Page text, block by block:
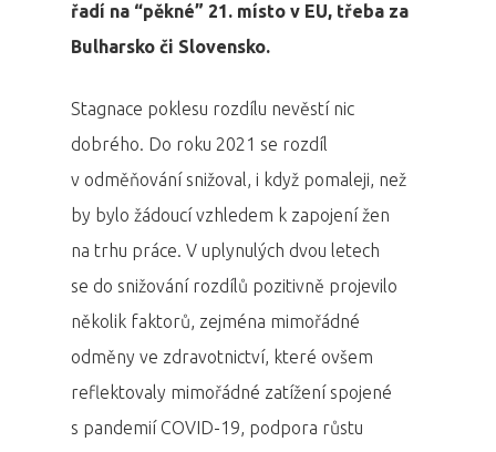
řadí na “pěkné” 21. místo v EU, třeba za
Bulharsko či Slovensko.
Stagnace poklesu rozdílu nevěstí nic
dobrého. Do roku 2021 se rozdíl
v odměňování snižoval, i když pomaleji, než
by bylo žádoucí vzhledem k zapojení žen
na trhu práce. V uplynulých dvou letech
se do snižování rozdílů pozitivně projevilo
několik faktorů, zejména mimořádné
odměny ve zdravotnictví, které ovšem
reflektovaly mimořádné zatížení spojené
s pandemií COVID-19, podpora růstu